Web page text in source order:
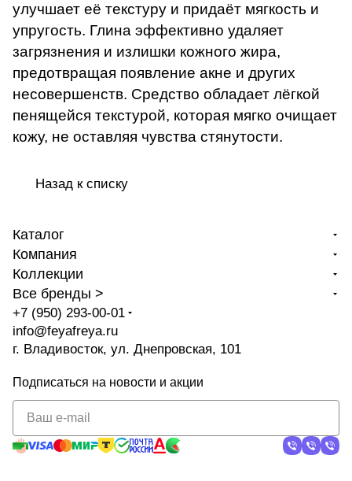
улучшает её текстуру и придаёт мягкость и
упругость. Глина эффективно удаляет
загрязнения и излишки кожного жира,
предотвращая появление акне и других
несовершенств. Средство обладает лёгкой
пенящейся текстурой, которая мягко очищает
кожу, не оставляя чувства стянутости.
Назад к списку
Каталог
Компания
Коллекции
Все бренды >
+7 (950) 293-00-01
info@feyafreya.ru
г. Владивосток, ул. Днепровская, 101
Подписаться на новости и акции